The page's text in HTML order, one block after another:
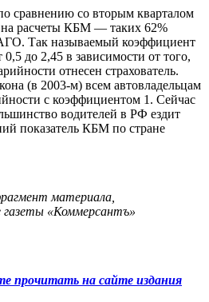
сравнению со вторым кварталом
на расчеты КБМ — таких 62%
Так называемый коэффициент
0,5 до 2,45 в зависимости от того,
отнесен страхователь.
(в 2003-м) всем автовладельцам
с коэффициентом 1. Сейчас
водителей в РФ ездит
показатель КБМ по стране
материала,
газеты «Коммерсантъ»
прочитать на сайте издания